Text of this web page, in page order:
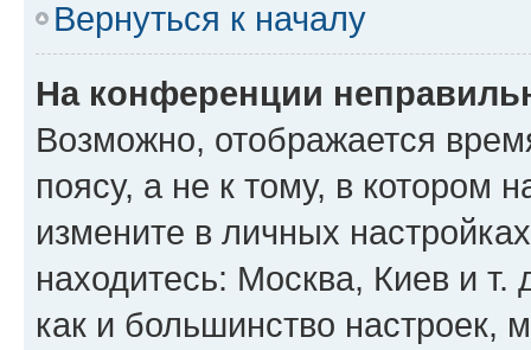
Вернуться к началу
На конференции
Возможно, отображается
поясу, а не к тому, в котором
измените в личных
находитесь: Москва, Киев и т.
как и большинство настроек,